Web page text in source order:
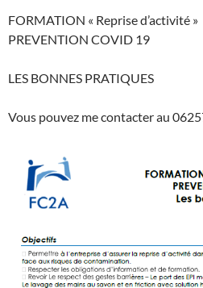
FORMATION « Reprise d’activité »
PREVENTION COVID 19
LES BONNES PRATIQUES
Vous pouvez me contacter au